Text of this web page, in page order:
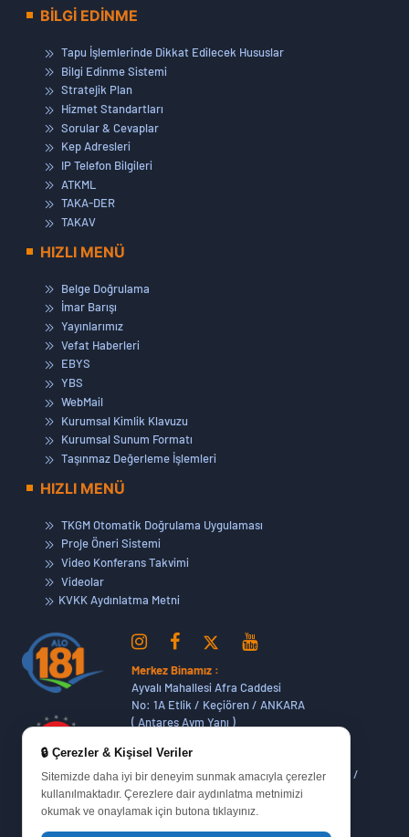
🔒 Çerezler & Kişisel Veriler
Sitemizde daha iyi bir deneyim sunmak amacıyla çerezler
kullanılmaktadır. Çerezlere dair aydınlatma metnimizi
okumak ve onaylamak için butona tıklayınız.
BİLGİ EDİNME
Tapu İşlemlerinde Dikkat Edilecek Hususlar
Bilgi Edinme Sistemi
Stratejik Plan
Hizmet Standartları
Sorular & Cevaplar
Kep Adresleri
IP Telefon Bilgileri
ATKML
TAKA-DER
TAKAV
HIZLI MENÜ
Belge Doğrulama
İmar Barışı
Yayınlarımız
Vefat Haberleri
EBYS
YBS
WebMail
Kurumsal Kimlik Klavuzu
Kurumsal Sunum Formatı
Taşınmaz Değerleme İşlemleri
HIZLI MENÜ
TKGM Otomatik Doğrulama Uygulaması
Proje Öneri Sistemi
Video Konferans Takvimi
Videolar
KVKK Aydınlatma Metni
Merkez Binamız :
Ayvalı Mahallesi Afra Caddesi
No: 1A Etlik / Keçiören / ANKARA
( Antares Avm Yanı )
Dikmen Hizmet Binamız :
Dikmen Caddesi No:14 (06420) Bakanlıklar /
ANKARA